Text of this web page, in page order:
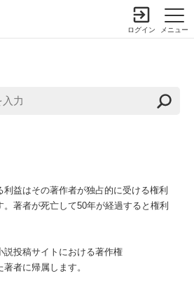
メニュー
ログイン
益はその著作者が独占的に受ける権利
著者が死亡して50年が経過すると権利
投稿サイトにおける著作権
者に帰属します。